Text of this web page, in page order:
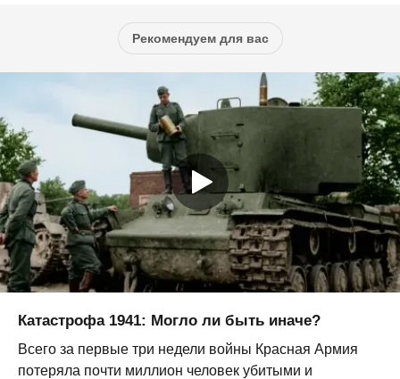
Рекомендуем для вас
Катастрофа 1941: Могло ли быть иначе?
Всего за первые три недели войны Красная Армия
потеряла почти миллион человек убитыми и